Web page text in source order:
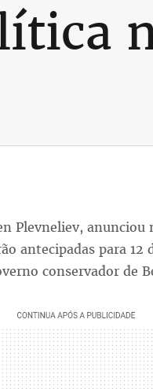
Plevneliev,
antecipadas para 12
conservador de